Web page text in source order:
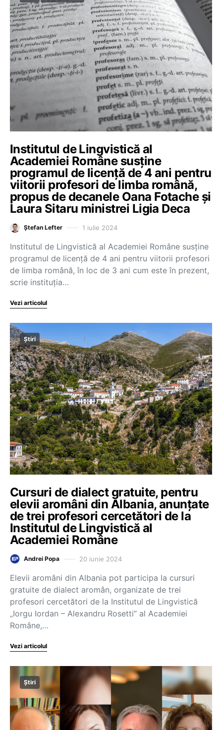
Institutul de Lingvistică al
Academiei Române susține
programul de licență de 4 ani pentru
viitorii profesori de limba română,
propus de decanele Oana Fotache și
Laura Sitaru ministrei Ligia Deca
Ștefan Lefter 1 iulie 2024
Institutul de Lingvistică al Academiei Române susține
programul de licență de 4 ani pentru viitorii profesori
de limba română, în loc de 3 ani cum este în prezent,
scrie instituția…
Vezi articolul
Știri
Cursuri de dialect gratuite, pentru
elevii aromâni din Albania, anunțate
de trei profesori cercetători de la
Institutul de Lingvistică al
Academiei Române
Andrei Popa 20 iunie 2024
Elevii aromâni din Albania pot participa la cursuri
gratuite de dialect aromân, organizate de trei
profesori cercetători de la Institutul de Lingvistică
„Iorgu Iordan – Alexandru Rosetti” al Academiei
Române,…
Vezi articolul
Știri